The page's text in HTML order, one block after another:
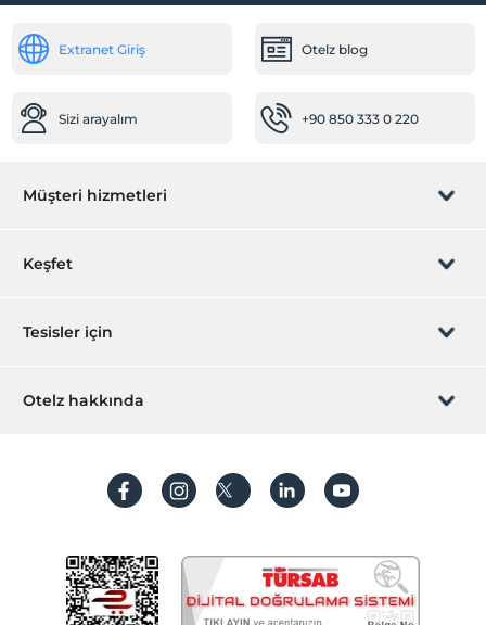
Extranet Giriş Otelz blog
Sizi arayalım +90 850 333 0 220
Müşteri hizmetleri
Rezervasyon yönet
Sıkça sorulan sorular
İşlem rehberi
Keşfet
Hediye Kart
Hesap oluştur
Tesisler için
Hemen tesisinizi ekleyin
Otelz hakkında
Koşullar ve şartlar